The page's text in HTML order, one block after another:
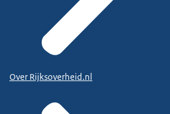
Over Rijksoverheid.nl